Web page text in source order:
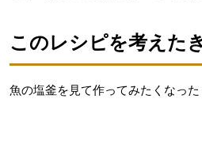
このレシピを考えた
魚の塩釜を見て作ってみたくなった